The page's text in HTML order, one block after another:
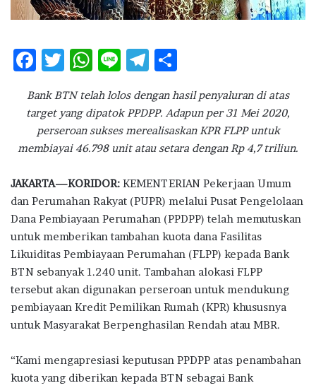
F
e
b
o
o
k
T
it
te
r
W
at
s
A
p
p
Li
e
T
e
g
ra
m
ar
e
Bank BTN telah lolos dengan hasil penyaluran di atas
target yang dipatok PPDPP. Adapun per 31 Mei 2020,
perseroan sukses merealisaskan KPR FLPP untuk
membiayai 46.798 unit atau setara dengan Rp 4,7 triliun.
JAKARTA—KORIDOR: KEMENTERIAN Pekerjaan Umum
dan Perumahan Rakyat (PUPR) melalui Pusat Pengelolaan
Dana Pembiayaan Perumahan (PPDPP) telah memutuskan
untuk memberikan tambahan kuota dana Fasilitas
Likuiditas Pembiayaan Perumahan (FLPP) kepada Bank
BTN sebanyak 1.240 unit. Tambahan alokasi FLPP
tersebut akan digunakan perseroan untuk mendukung
pembiayaan Kredit Pemilikan Rumah (KPR) khususnya
untuk Masyarakat Berpenghasilan Rendah atau MBR.
“Kami mengapresiasi keputusan PPDPP atas penambahan
kuota yang diberikan kepada BTN sebagai Bank